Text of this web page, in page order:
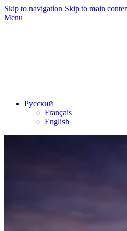
Skip to navigation Skip to main
Menu
Русский
Français
English